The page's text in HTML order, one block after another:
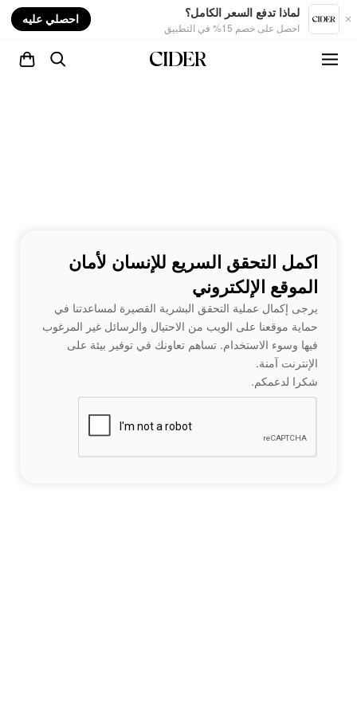
لماذا تدفع السعر الكامل؟
احصل على خصم 15% في التطبيق
احصلي عليه
اكمل التحقق السريع للإنسان لأمان
الموقع الإلكتروني
يرجى إكمال عملية التحقق البشرية القصيرة لمساعدتنا في
حماية موقعنا على الويب من الاحتيال والرسائل غير المرغوب
فيها وسوء الاستخدام. تساهم تعاونك في توفير بيئة على
الإنترنت آمنة.
شكرا لدعمكم.